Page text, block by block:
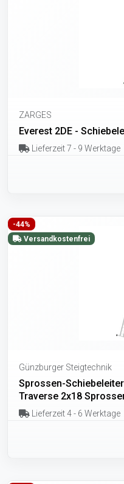
ZARGES
Everest 2DE -
Lieferzeit 7 - 9 Werktage
-44%
Versandkostenfrei
Günzburger Steigtechnik
Sprossen-
Traverse 2x18
Lieferzeit 4 - 6 Werktage